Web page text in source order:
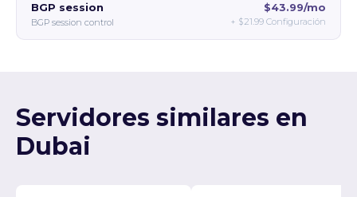
BGP session
BGP session control
$43.99/mo
+ $21.99 Configuración
Servidores similares en
Dubai